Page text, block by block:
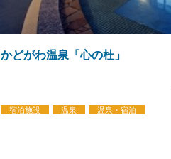
かどがわ温泉「心の杜」
宿泊施設 温泉 温泉・宿泊